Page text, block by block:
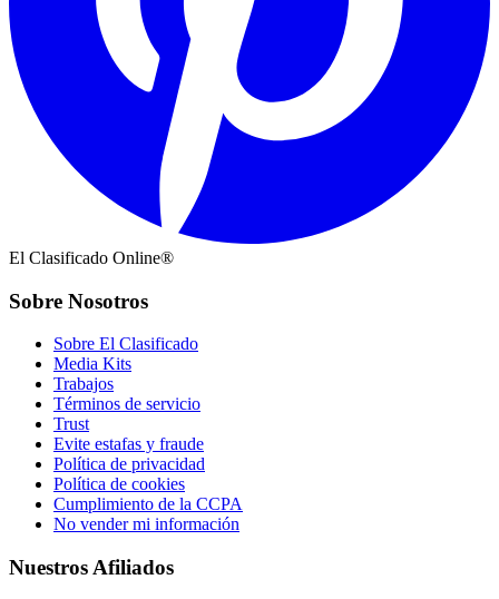
El Clasificado Online®
Sobre Nosotros
Sobre El Clasificado
Media Kits
Trabajos
Términos de servicio
Trust
Evite estafas y fraude
Política de privacidad
Política de cookies
Cumplimiento de la CCPA
No vender mi información
Nuestros Afiliados